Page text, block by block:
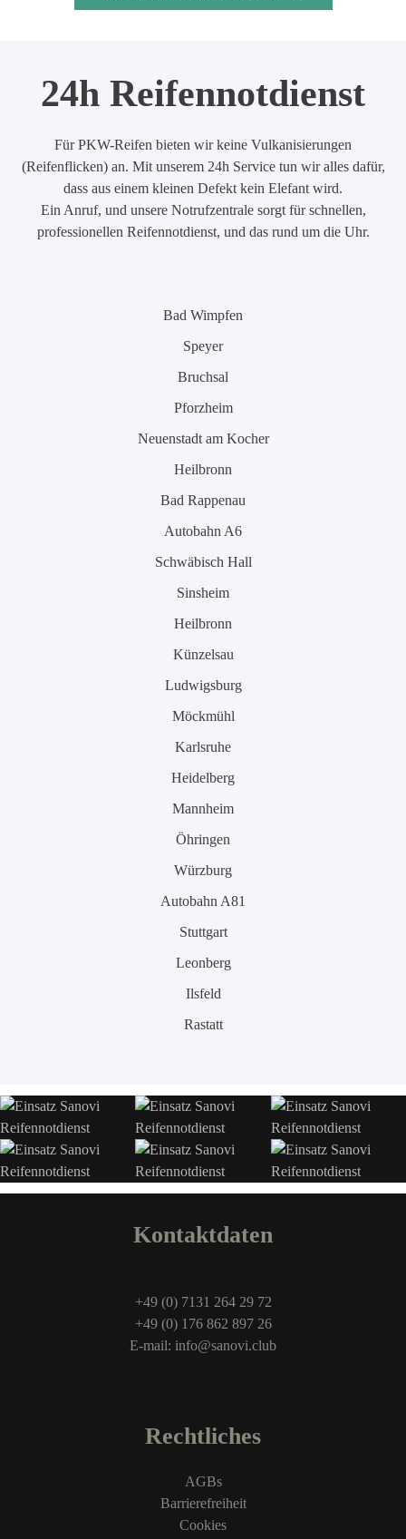
24h Reifennotdienst
Für PKW-Reifen bieten wir keine Vulkanisierungen
(Reifenflicken) an. Mit unserem 24h Service tun wir alles dafür,
dass aus einem kleinen Defekt kein Elefant wird.
Ein Anruf, und unsere Notrufzentrale sorgt für schnellen,
professionellen Reifennotdienst, und das rund um die Uhr.
Bad Wimpfen
Speyer
Bruchsal
Pforzheim
Neuenstadt am Kocher
Heilbronn
Bad Rappenau
Autobahn A6
Schwäbisch Hall
Sinsheim
Heilbronn
Künzelsau
Ludwigsburg
Möckmühl
Karlsruhe
Heidelberg
Mannheim
Öhringen
Würzburg
Autobahn A81
Stuttgart
Leonberg
Ilsfeld
Rastatt
Kontaktdaten
+49 (0) 7131 264 29 72
+49 (0) 176 862 897 26
E-mail: info@sanovi.club
Rechtliches
AGBs
Barrierefreiheit
Cookies